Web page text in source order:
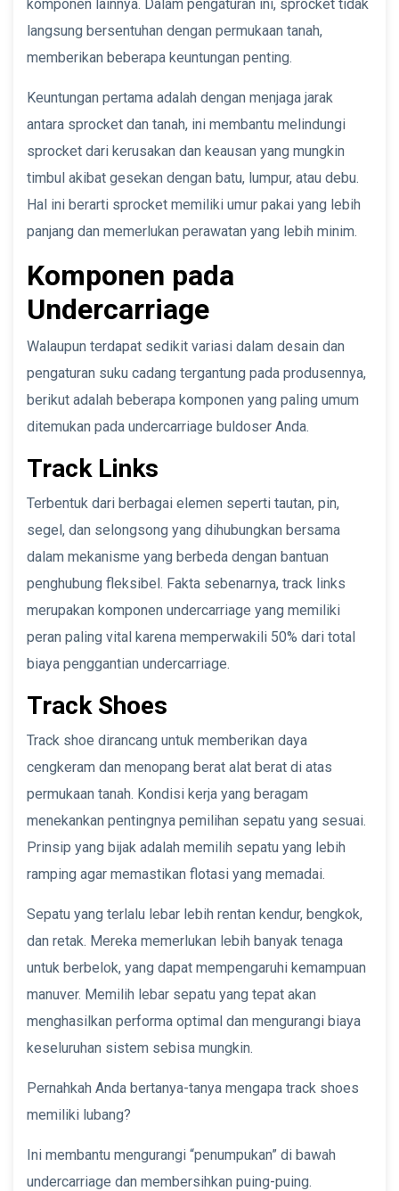
komponen lainnya. Dalam pengaturan ini, sprocket tidak
langsung bersentuhan dengan permukaan tanah,
memberikan beberapa keuntungan penting.
Keuntungan pertama adalah dengan menjaga jarak
antara sprocket dan tanah, ini membantu melindungi
sprocket dari kerusakan dan keausan yang mungkin
timbul akibat gesekan dengan batu, lumpur, atau debu.
Hal ini berarti sprocket memiliki umur pakai yang lebih
panjang dan memerlukan perawatan yang lebih minim.
Komponen pada
Undercarriage
Walaupun terdapat sedikit variasi dalam desain dan
pengaturan suku cadang tergantung pada produsennya,
berikut adalah beberapa komponen yang paling umum
ditemukan pada undercarriage buldoser Anda.
Track Links
Terbentuk dari berbagai elemen seperti tautan, pin,
segel, dan selongsong yang dihubungkan bersama
dalam mekanisme yang berbeda dengan bantuan
penghubung fleksibel. Fakta sebenarnya, track links
merupakan komponen undercarriage yang memiliki
peran paling vital karena memperwakili 50% dari total
biaya penggantian undercarriage.
Track Shoes
Track shoe dirancang untuk memberikan daya
cengkeram dan menopang berat alat berat di atas
permukaan tanah. Kondisi kerja yang beragam
menekankan pentingnya pemilihan sepatu yang sesuai.
Prinsip yang bijak adalah memilih sepatu yang lebih
ramping agar memastikan flotasi yang memadai.
Sepatu yang terlalu lebar lebih rentan kendur, bengkok,
dan retak. Mereka memerlukan lebih banyak tenaga
untuk berbelok, yang dapat mempengaruhi kemampuan
manuver. Memilih lebar sepatu yang tepat akan
menghasilkan performa optimal dan mengurangi biaya
keseluruhan sistem sebisa mungkin.
Pernahkah Anda bertanya-tanya mengapa track shoes
memiliki lubang?
Ini membantu mengurangi “penumpukan” di bawah
undercarriage dan membersihkan puing-puing.